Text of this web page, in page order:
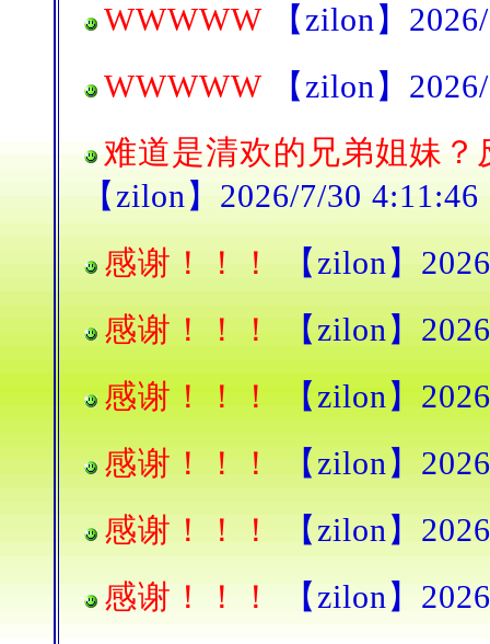
WWWWW
【zilon】
WWWWW
【zilon】
难道是清欢的兄弟姐妹
【zilon】2026/7/30 4:11:46
感谢！！！
【zilon】
感谢！！！
【zilon】
感谢！！！
【zilon】
感谢！！！
【zilon】
感谢！！！
【zilon】
感谢！！！
【zilon】